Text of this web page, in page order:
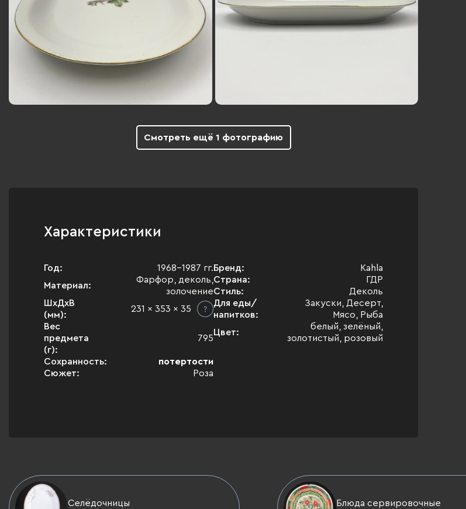
Смотреть ещё 1 фотографию
Характеристики
Год:
1968-1987 гг.
Материал:
Фарфор, деколь,
золочение
ШхДхВ
(мм):
231 x 353 x 35
Вес
предмета
(г):
795
Сохранность:
потертости
Сюжет:
Роза
Бренд:
Kahla
Страна:
ГДР
Стиль:
Деколь
Для еды/
напитков:
Закуски, Десерт,
Мясо, Рыба
Цвет:
белый, зелёный,
золотистый, розовый
Селёдочницы Блюда сервировочные